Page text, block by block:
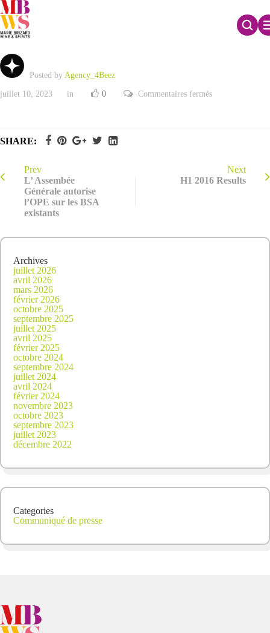
2016 Net sales
Posted by Agency_4Beez
juillet 10, 2023 in 0 Commentaires ferméssur
SHARE:
Prev
L’ Assembée
Générale autorise
l’OPE sur les BSA
existants
Next
H1 2016 Results
Archives
juillet 2026
avril 2026
mars 2026
février 2026
octobre 2025
septembre 2025
juillet 2025
avril 2025
février 2025
octobre 2024
septembre 2024
juillet 2024
avril 2024
février 2024
novembre 2023
octobre 2023
septembre 2023
juillet 2023
décembre 2022
Categories
Communiqué de presse